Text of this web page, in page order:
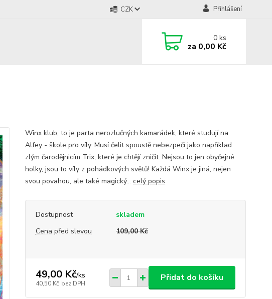
CZK Přihlášení
0ks
za 0,00 Kč
Winx klub, to je parta nerozlučných kamarádek, které studují na
Alfey - škole pro víly. Musí čelit spoustě nebezpečí jako například
zlým čarodějnicím Trix, které je chtějí zničit. Nejsou to jen obyčejné
holky, jsou to víly z pohádkových světů! Každá Winx je jiná, nejen
svou povahou, ale také magický... celý popis
Dostupnost
skladem
Cena před slevou
109,00 Kč
49,00 Kč/ks
40,50 Kč bez DPH
Přidat do košíku